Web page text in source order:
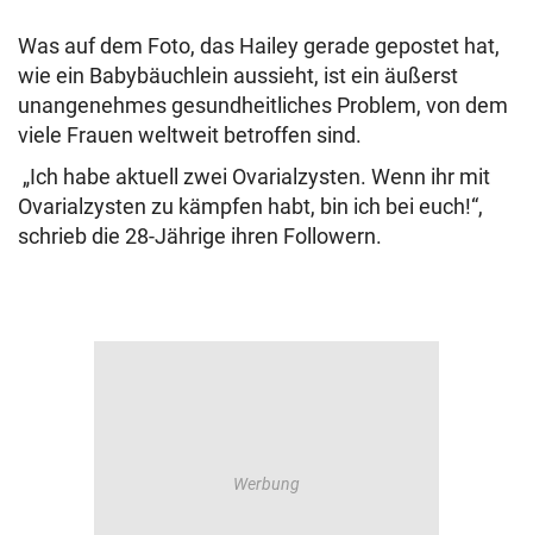
Was auf dem Foto, das Hailey gerade gepostet hat,
wie ein Babybäuchlein aussieht, ist ein äußerst
unangenehmes gesundheitliches Problem, von dem
viele Frauen weltweit betroffen sind.
„Ich habe aktuell zwei Ovarialzysten. Wenn ihr mit
Ovarialzysten zu kämpfen habt, bin ich bei euch!“,
schrieb die 28-Jährige ihren Followern.